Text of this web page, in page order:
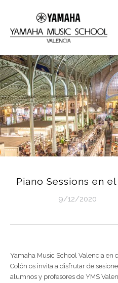
Piano Sessions en
9/12/2020
Yamaha Music School Valencia en
Colón os invita a disfrutar de
alumnos y profesores de YMS